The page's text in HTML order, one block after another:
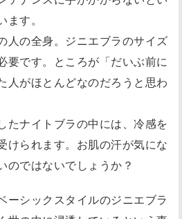
す。
人の全身。ジニエブラのサイズ
要です。ところが「だいぶ前に
人がほとんどなのだろうと思わ
たナイトブラの中には、冷感を
けられます。お肌の汗が気にな
のではないでしょうか？
ーシックスタイルのジニエブラ